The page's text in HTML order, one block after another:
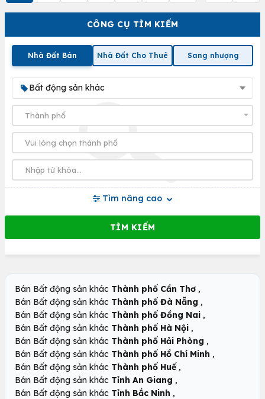
CÔNG CỤ TÌM KIẾM
Nhà Đất Bán Nhà Đất Cho Thuê Sang nhượng
Bất động sản khác
Tìm nâng cao
Bán Bất động sản khác Thành phố Cần Thơ ,
Bán Bất động sản khác Thành phố Đà Nẵng ,
Bán Bất động sản khác Thành phố Đồng Nai ,
Bán Bất động sản khác Thành phố Hà Nội ,
Bán Bất động sản khác Thành phố Hải Phòng ,
Bán Bất động sản khác Thành phố Hồ Chí Minh ,
Bán Bất động sản khác Thành phố Huế ,
Bán Bất động sản khác Tỉnh An Giang ,
Bán Bất động sản khác Tỉnh Bắc Ninh ,